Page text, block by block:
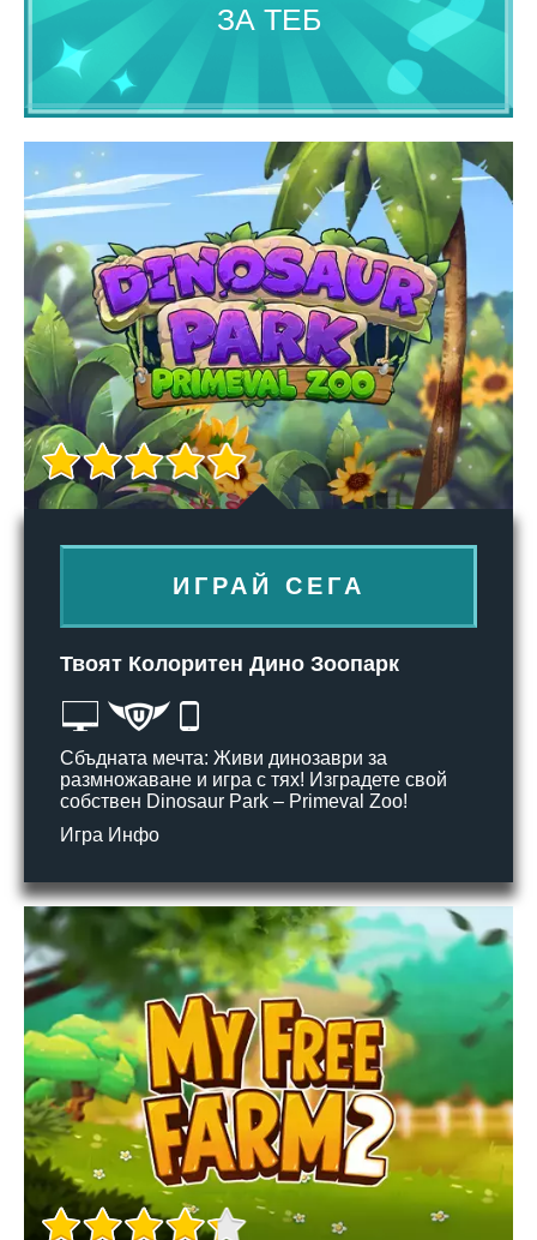
ЗА ТЕБ
ИГРАЙ СЕГА
Твоят Колоритен Дино Зоопарк
Сбъдната мечта: Живи динозаври за
размножаване и игра с тях! Изградете свой
собствен Dinosaur Park – Primeval Zoo!
Игра Инфо